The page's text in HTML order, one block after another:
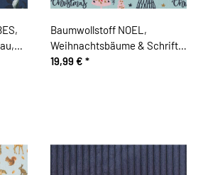
Baumwollstoff NOEL,
Weihnachtsbäume & Schrift,
mintgrün
19,99 € *